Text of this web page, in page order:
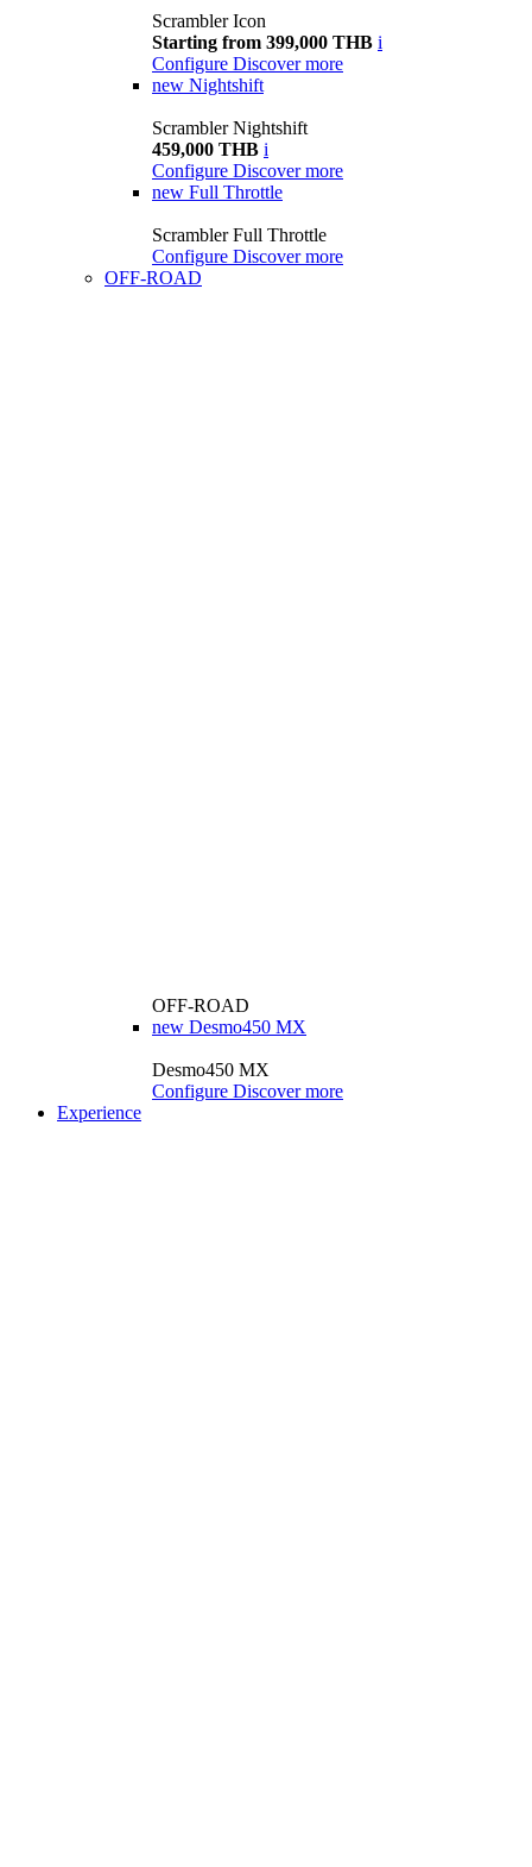
Scrambler Icon
Starting from 399,000 THB i
Configure Discover more
new Nightshift
Scrambler Nightshift
459,000 THB i
Configure Discover more
new Full Throttle
Scrambler Full Throttle
Configure Discover more
OFF-ROAD
OFF-ROAD
new Desmo450 MX
Desmo450 MX
Configure Discover more
Experience